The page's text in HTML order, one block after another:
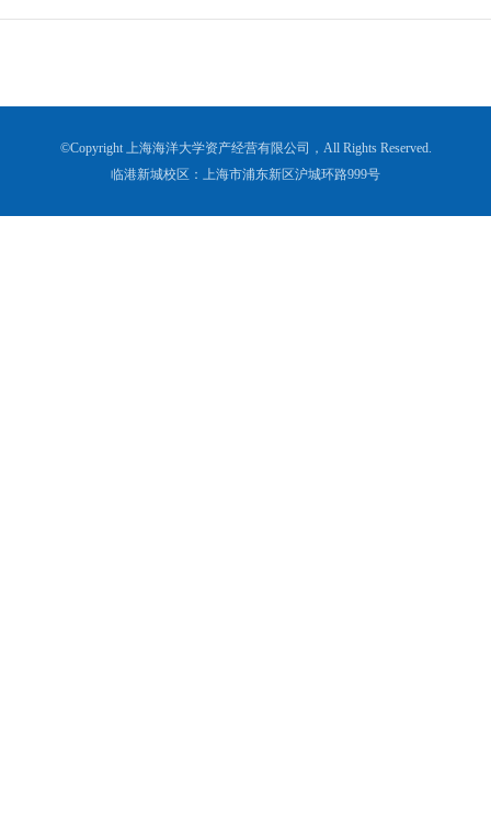
©Copyright 上海海洋大学资产经营有限公司，All Rights Reserved.
临港新城校区：上海市浦东新区沪城环路999号